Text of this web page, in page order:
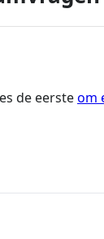
de eersteom